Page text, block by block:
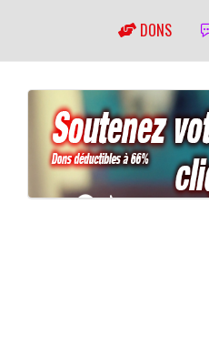
DONS